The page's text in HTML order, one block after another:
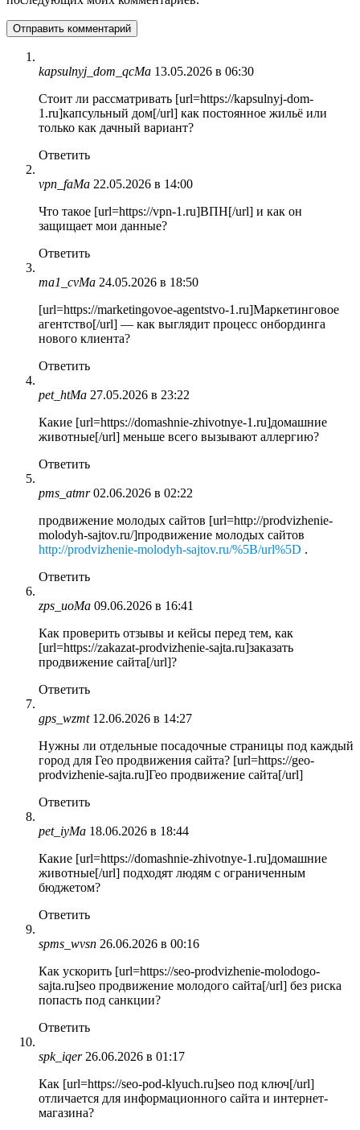
kapsulnyj_dom_qcMa 13.05.2026 в 06:30
Стоит ли рассматривать [url=https://kapsulnyj-dom-
1.ru]капсульный дом[/url] как постоянное жильё или
только как дачный вариант?
Ответить
vpn_faMa 22.05.2026 в 14:00
Что такое [url=https://vpn-1.ru]ВПН[/url] и как он
защищает мои данные?
Ответить
ma1_cvMa 24.05.2026 в 18:50
[url=https://marketingovoe-agentstvo-1.ru]Маркетинговое
агентство[/url] — как выглядит процесс онбординга
нового клиента?
Ответить
pet_htMa 27.05.2026 в 23:22
Какие [url=https://domashnie-zhivotnye-1.ru]домашние
животные[/url] меньше всего вызывают аллергию?
Ответить
pms_atmr 02.06.2026 в 02:22
продвижение молодых сайтов [url=http://prodvizhenie-
molodyh-sajtov.ru/]продвижение молодых сайтов
http://prodvizhenie-molodyh-sajtov.ru/%5B/url%5D .
Ответить
zps_uoMa 09.06.2026 в 16:41
Как проверить отзывы и кейсы перед тем, как
[url=https://zakazat-prodvizhenie-sajta.ru]заказать
продвижение сайта[/url]?
Ответить
gps_wzmt 12.06.2026 в 14:27
Нужны ли отдельные посадочные страницы под каждый
город для Гео продвижения сайта? [url=https://geo-
prodvizhenie-sajta.ru]Гео продвижение сайта[/url]
Ответить
pet_iyMa 18.06.2026 в 18:44
Какие [url=https://domashnie-zhivotnye-1.ru]домашние
животные[/url] подходят людям с ограниченным
бюджетом?
Ответить
spms_wvsn 26.06.2026 в 00:16
Как ускорить [url=https://seo-prodvizhenie-molodogo-
sajta.ru]seo продвижение молодого сайта[/url] без риска
попасть под санкции?
Ответить
spk_iqer 26.06.2026 в 01:17
Как [url=https://seo-pod-klyuch.ru]seo под ключ[/url]
отличается для информационного сайта и интернет-
магазина?